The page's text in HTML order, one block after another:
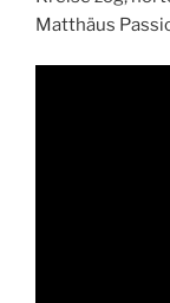
Matthäus